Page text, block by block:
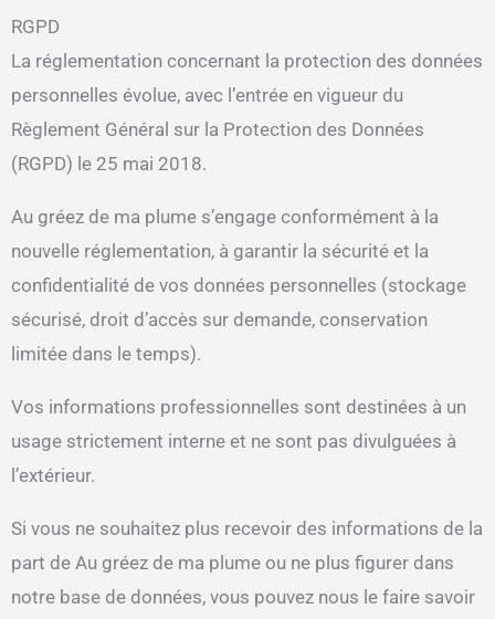
RGPD
La réglementation concernant la protection des données
personnelles évolue, avec l’entrée en vigueur du
Règlement Général sur la Protection des Données
(RGPD) le 25 mai 2018.
Au gréez de ma plume s’engage conformément à la
nouvelle réglementation, à garantir la sécurité et la
confidentialité de vos données personnelles (stockage
sécurisé, droit d’accès sur demande, conservation
limitée dans le temps).
Vos informations professionnelles sont destinées à un
usage strictement interne et ne sont pas divulguées à
l’extérieur.
Si vous ne souhaitez plus recevoir des informations de la
part de Au gréez de ma plume ou ne plus figurer dans
notre base de données, vous pouvez nous le faire savoir